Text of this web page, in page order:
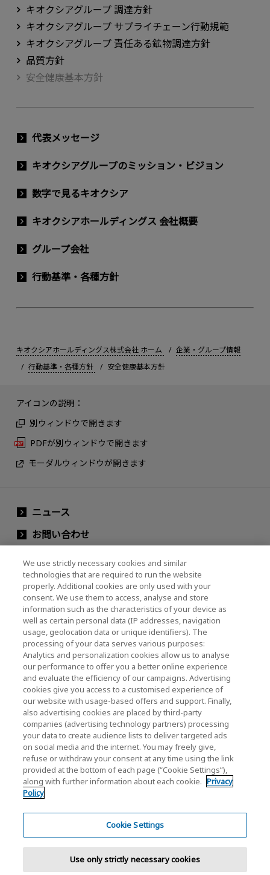
キオクシアグループ 調達方針
キオクシアグループ サプライチェーン行動規範
キオクシアグループ 責任ある鉱物調達方針
品質方針
安全健康基本方針
代表メッセージ
キオクシアグループのミッション・ビジョン
数字で見るキオクシア
キオクシアホールディングス 会社概要
グループ会社
行動基準・各種方針
キオクシアホールディングス株式会社 ホーム
企業・グループ情報
行動基準・各種方針
安全健康基本方針
アイコンの説明：
別ウィンドウで開きます
PDFが別ウィンドウで開きます
モーダルウィンドウが開きます
ニュース
お問い合わせ
グループ会社
キオクシア株式会社ウェブサイト（製品・研究開
発情報）
キオクシア株式会社ホーム
法人のお客様
個人のお客様
ソーシャルメディア公式アカウント一覧
ソーシャルメディアポリシー
サイトのご利用条件
We use strictly necessary cookies and similar
technologies that are required to run the website
properly. Additional cookies are only used with your
consent. We use them to access, analyse and store
information such as the characteristics of your device as
well as certain personal data (IP addresses, navigation
usage, geolocation data or unique identifiers). The
processing of your data serves various purposes:
Analytics and personalization cookies allow us to analyse
our performance to offer you a better online experience
and evaluate the efficiency of our campaigns. Advertising
cookies give you access to a customised experience of
our website with usage-based offers and support. Finally,
also advertising cookies are placed by third-party
companies (advertising technology partners) processing
your data to create audience lists to deliver targeted ads
on social media and the internet. You may freely give,
refuse or withdraw your consent at any time using the link
provided at the bottom of each page (“Cookie Settings”),
along with further information about each cookie. Privacy
Policy
Cookie Settings
Use only strictly necessary cookies